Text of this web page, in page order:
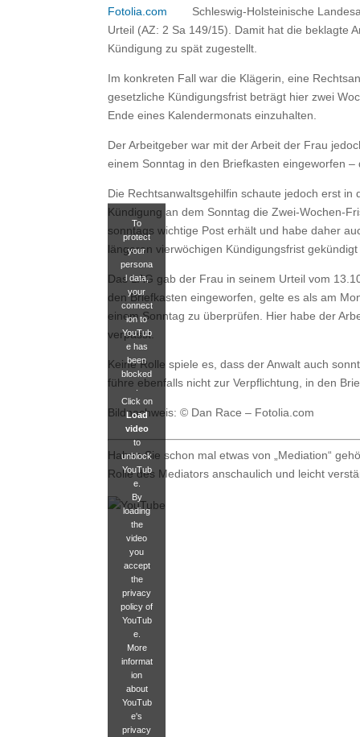
Schleswig-Holsteinische
Urteil (AZ: 2 Sa 149/15). Damit hat die beklagte
Kündigung zu spät zugestellt.
Im konkreten Fall war die Klägerin, eine
gesetzliche Kündigungsfrist beträgt hier zwei
Ende eines Kalendermonats einzuhalten.
Der Arbeitgeber war mit der Arbeit der Frau
einem Sonntag in den Briefkasten eingeworfen
Die Rechtsanwaltsgehilfin schaute jedoch erst
Kündigung an dem Sonntag die Zwei-Wochen-
sonntags wichtige Post erhält und habe daher
längeren vierwöchigen Kündigungsfrist
Das LAG gab der Frau in seinem Urteil vom
den Briefkasten eingeworfen, gelte es als am
einem Sonntag zu überprüfen. Hier habe der
verpasst.
Keine Rolle spiele es, dass der Anwalt auch
führe ebenfalls nicht zur Verpflichtung, in den
Bildnachweis: © Dan Race – Fotolia.com
Haben Sie schon mal etwas von „Mediation“
Rolle des Mediators anschaulich und leicht
To
protect
your
persona
l data,
your
connect
ion to
YouTub
e has
been
blocked
Click on
Load
video
to
unblock
YouTub
e.
By
loading
the
video
you
accept
the
privacy
policy of
YouTub
e.
More
informat
ion
about
YouTub
e's
privacy